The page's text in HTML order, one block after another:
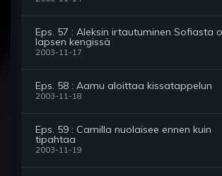
Eps. 57 : Aleksin irtautuminen Sofiasta
lapsen kengissä
2003-11-17
Eps. 58 : Aamu aloittaa kissatappelun
2003-11-18
Eps. 59 : Camilla nuolaisee ennen kuin
tipahtaa
2003-11-19